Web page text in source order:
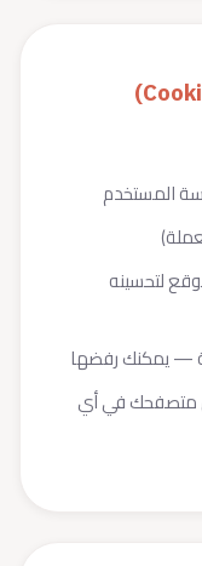
المستخدم
لتحسينه
— يمكنك رفضها
متصفحك في أي